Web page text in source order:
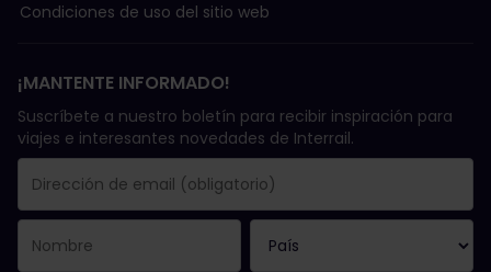
Condiciones de uso del sitio web
¡MANTENTE INFORMADO!
Suscríbete a nuestro boletín para recibir inspiración para
viajes e interesantes novedades de Interrail.